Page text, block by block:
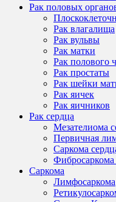
Рак половых
Рак влагалища
Рак вульвы
Рак матки
Рак полового
Рак простаты
Рак шейки
Рак яичек
Рак яичников
Рак сердца
Мезателиома
Первичная
Саркома
Фибросаркома
Саркома
Лимфосаркома